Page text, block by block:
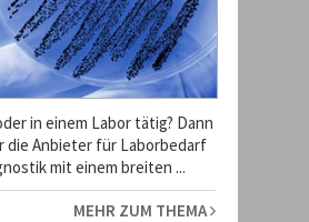
in einem Labor tätig? Dann
die Anbieter für Laborbedarf
mit einem breiten ...
MEHR ZUM THEMA